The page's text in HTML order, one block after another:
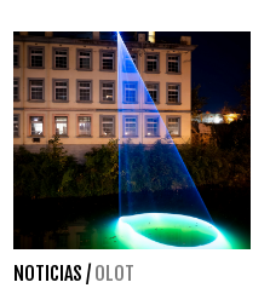
NOTICIAS / OLOT